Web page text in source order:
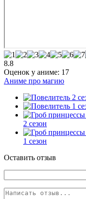
8.8
Оценок у аниме: 17
Аниме про магию
2 сезон
1 сезон
Оставить отзыв